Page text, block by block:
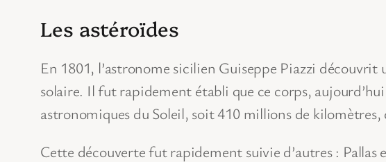
Les astéroïdes
En 1801, l’astronome sicilien Guiseppe Piazzi
solaire. Il fut rapidement établi que ce corps,
astronomiques du Soleil, soit 410 millions de
Cette découverte fut rapidement suivie d’autres : Pallas